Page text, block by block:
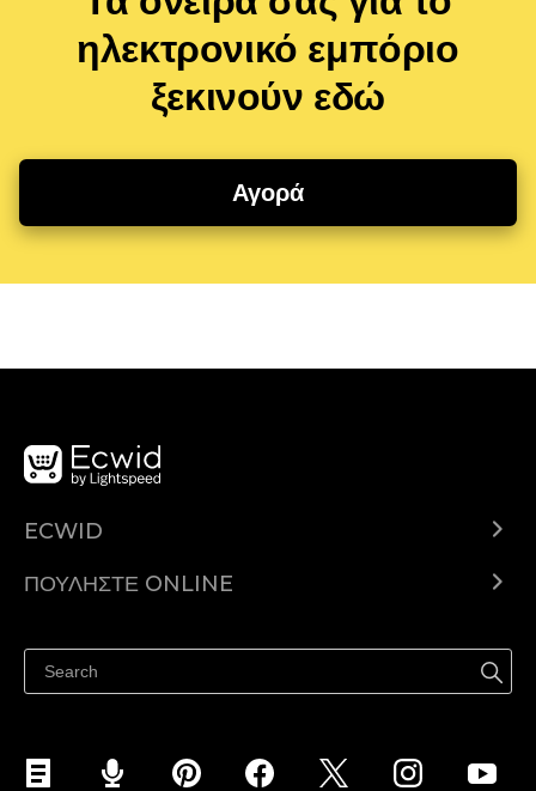
ηλεκτρονικό εμπόριο
ξεκινούν εδώ
Αγορά
ECWID
Τιμολόγηση
ΠΟΥΛΉΣΤΕ ONLINE
Πουλήστε στο Facebook
Πουλήστε στο Instagram